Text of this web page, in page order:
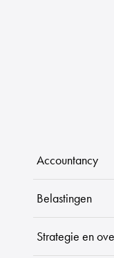
Accountancy
Belastingen
Strategie en